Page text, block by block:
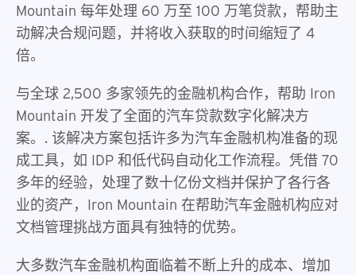
Mountain 每年处理 60 万至 100 万笔贷款，帮助主
动解决合规问题，并将收入获取的时间缩短了 4
倍。
与全球 2,500 多家领先的金融机构合作，帮助 Iron
Mountain 开发了全面的汽车贷款数字化解决方
案。. 该解决方案包括许多为汽车金融机构准备的现
成工具，如 IDP 和低代码自动化工作流程。凭借 70
多年的经验，处理了数十亿份文档并保护了各行各
业的资产，Iron Mountain 在帮助汽车金融机构应对
文档管理挑战方面具有独特的优势。
大多数汽车金融机构面临着不断上升的成本、增加